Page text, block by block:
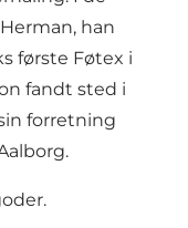
han
første Føtex i
fandt sted i
forretning